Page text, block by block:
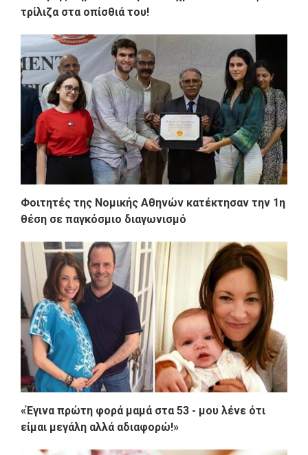
τρίλιζα στα οπίσθιά του!
Φοιτητές της Νομικής Αθηνών κατέκτησαν την 1η
θέση σε παγκόσμιο διαγωνισμό
«Έγινα πρώτη φορά μαμά στα 53 - μου λένε ότι
είμαι μεγάλη αλλά αδιαφορώ!»